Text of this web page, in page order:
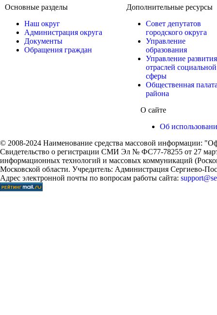
Основные разделы
Наш округ
Администрация округа
Документы
Обращения граждан
Дополнительные ресурсы
Совет депутатов
городского округа
Управление
образования
Управление развития
отраслей социальной
сферы
Общественная
района
О сайте
Об
© 2008-2024 Наименование средства массовой информации:
Свидетельство о регистрации СМИ Эл № ФС77-78255 от 27
информационных технологий и массовых коммуникаций
Московской области. Учредитель: Администрация Сергиево-
Адрес электронной почты по вопросам работы сайта: